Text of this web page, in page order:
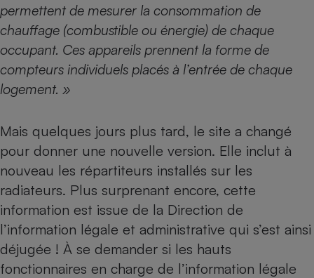
permettent de mesurer la consommation de
chauffage (combustible ou énergie) de chaque
occupant. Ces appareils prennent la forme de
compteurs individuels placés à l’entrée de chaque
logement. »
Mais quelques jours plus tard, le site a changé
pour donner une nouvelle version. Elle inclut à
nouveau les répartiteurs installés sur les
radiateurs. Plus surprenant encore, cette
information est issue de la Direction de
l’information légale et administrative qui s’est ainsi
déjugée ! À se demander si les hauts
fonctionnaires en charge de l’information légale
Cafetière à expressos
Robot ménager